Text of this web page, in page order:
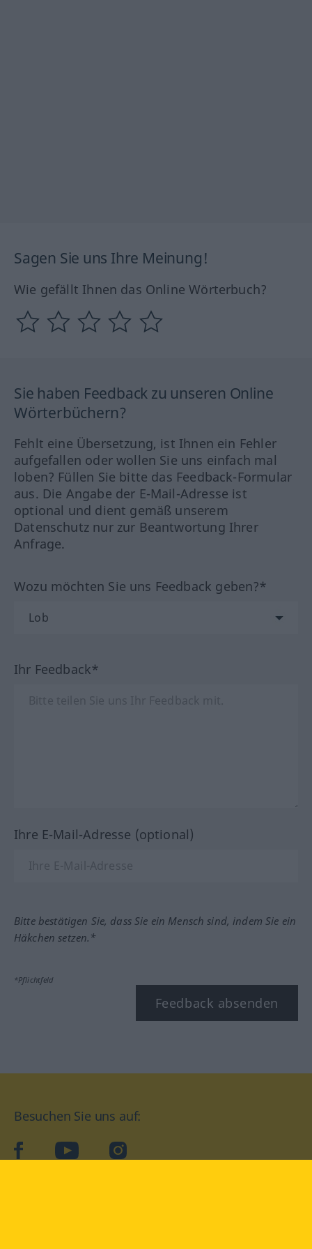
Sagen Sie uns Ihre Meinung!
Wie gefällt Ihnen das Online Wörterbuch?
Sie haben Feedback zu unseren Online
Wörterbüchern?
Fehlt eine Übersetzung, ist Ihnen ein Fehler
aufgefallen oder wollen Sie uns einfach mal
loben? Füllen Sie bitte das Feedback-Formular
aus. Die Angabe der E-Mail-Adresse ist
optional und dient gemäß unserem
Datenschutz nur zur Beantwortung Ihrer
Anfrage.
Wozu möchten Sie uns Feedback geben?*
Ihr Feedback*
Ihre E-Mail-Adresse (optional)
Bitte bestätigen Sie, dass Sie ein Mensch sind, indem Sie ein
Häkchen setzen.*
*Pflichtfeld
Feedback absenden
Besuchen Sie uns auf:
facebookYouTube Instagram